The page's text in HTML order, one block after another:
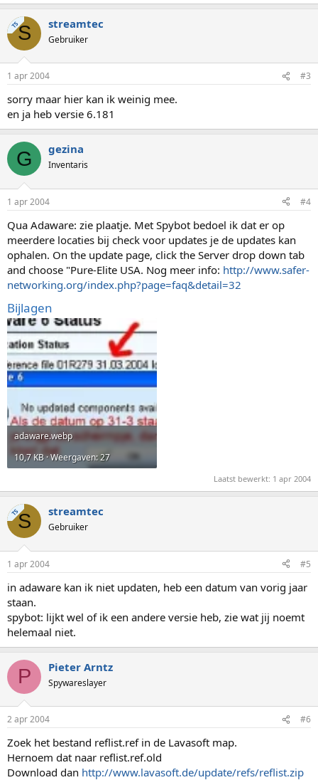
TSS streamtec
Gebruiker
1 apr 2004 #3
sorry maar hier kan ik weinig mee.
en ja heb versie 6.181
G gezina
Inventaris
1 apr 2004 #4
Qua Adaware: zie plaatje. Met Spybot bedoel ik dat er op
meerdere locaties bij check voor updates je de updates kan
ophalen. On the update page, click the Server drop down tab
and choose "Pure-Elite USA. Nog meer info: http://www.safer-
networking.org/index.php?page=faq&detail=32
Bijlagen
adaware.webp
10,7 KB · Weergaven: 27
Laatst bewerkt: 1 apr 2004
TSS streamtec
Gebruiker
1 apr 2004 #5
in adaware kan ik niet updaten, heb een datum van vorig jaar
staan.
spybot: lijkt wel of ik een andere versie heb, zie wat jij noemt
helemaal niet.
P Pieter Arntz
Spywareslayer
2 apr 2004 #6
Zoek het bestand reflist.ref in de Lavasoft map.
Hernoem dat naar reflist.ref.old
Download dan http://www.lavasoft.de/update/refs/reflist.zip